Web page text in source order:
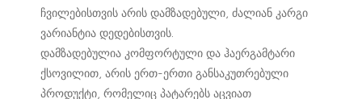
ჩვილებისთვის არის დამზადებული, ძალიან კარგი
ვარიანტია დედებისთვის.
დამზადებულია კომფორტული და ჰაერგამტარი
ქსოვილით, არის ერთ-ერთი განსაკუთრებული
პროდუქტი, რომელიც პატარებს აცვიათ